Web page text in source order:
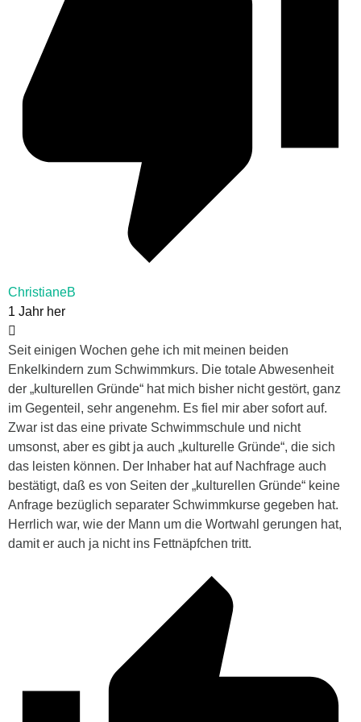
ChristianeB
1 Jahr her
Seit einigen Wochen gehe ich mit meinen beiden
Enkelkindern zum Schwimmkurs. Die totale Abwesenheit
der „kulturellen Gründe“ hat mich bisher nicht gestört, ganz
im Gegenteil, sehr angenehm. Es fiel mir aber sofort auf.
Zwar ist das eine private Schwimmschule und nicht
umsonst, aber es gibt ja auch „kulturelle Gründe“, die sich
das leisten können. Der Inhaber hat auf Nachfrage auch
bestätigt, daß es von Seiten der „kulturellen Gründe“ keine
Anfrage bezüglich separater Schwimmkurse gegeben hat.
Herrlich war, wie der Mann um die Wortwahl gerungen hat,
damit er auch ja nicht ins Fettnäpfchen tritt.